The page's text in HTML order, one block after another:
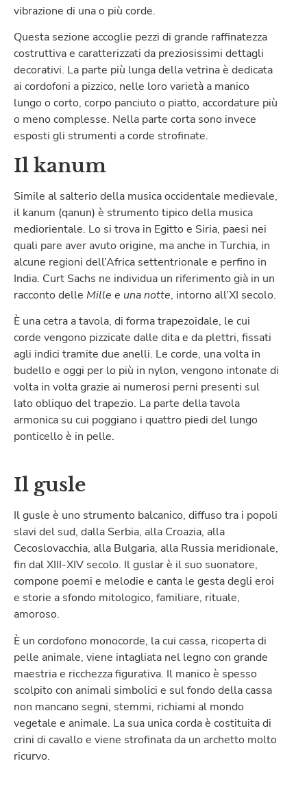
vibrazione di una o più corde.
Questa sezione accoglie pezzi di grande raffinatezza
costruttiva e caratterizzati da preziosissimi dettagli
decorativi. La parte più lunga della vetrina è dedicata
ai cordofoni a pizzico, nelle loro varietà a manico
lungo o corto, corpo panciuto o piatto, accordature più
o meno complesse. Nella parte corta sono invece
esposti gli strumenti a corde strofinate.
Il kanum
Simile al salterio della musica occidentale medievale,
il kanum (qanun) è strumento tipico della musica
mediorientale. Lo si trova in Egitto e Siria, paesi nei
quali pare aver avuto origine, ma anche in Turchia, in
alcune regioni dell’Africa settentrionale e perfino in
India. Curt Sachs ne individua un riferimento già in un
racconto delle Mille e una notte, intorno all’XI secolo.
È una cetra a tavola, di forma trapezoidale, le cui
corde vengono pizzicate dalle dita e da plettri, fissati
agli indici tramite due anelli. Le corde, una volta in
budello e oggi per lo più in nylon, vengono intonate di
volta in volta grazie ai numerosi perni presenti sul
lato obliquo del trapezio. La parte della tavola
armonica su cui poggiano i quattro piedi del lungo
ponticello è in pelle.
Il gusle
Il gusle è uno strumento balcanico, diffuso tra i popoli
slavi del sud, dalla Serbia, alla Croazia, alla
Cecoslovacchia, alla Bulgaria, alla Russia meridionale,
fin dal XIII-XIV secolo. Il guslar è il suo suonatore,
compone poemi e melodie e canta le gesta degli eroi
e storie a sfondo mitologico, familiare, rituale,
amoroso.
È un cordofono monocorde, la cui cassa, ricoperta di
pelle animale, viene intagliata nel legno con grande
maestria e ricchezza figurativa. Il manico è spesso
scolpito con animali simbolici e sul fondo della cassa
non mancano segni, stemmi, richiami al mondo
vegetale e animale. La sua unica corda è costituita di
crini di cavallo e viene strofinata da un archetto molto
ricurvo.